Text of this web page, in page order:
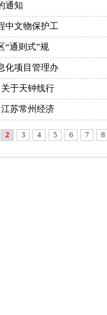
通知
中文物保护工
“通则式”规
化项目管理办
于天钟线行
苏常州经济
2 3 4 5 6 7 8